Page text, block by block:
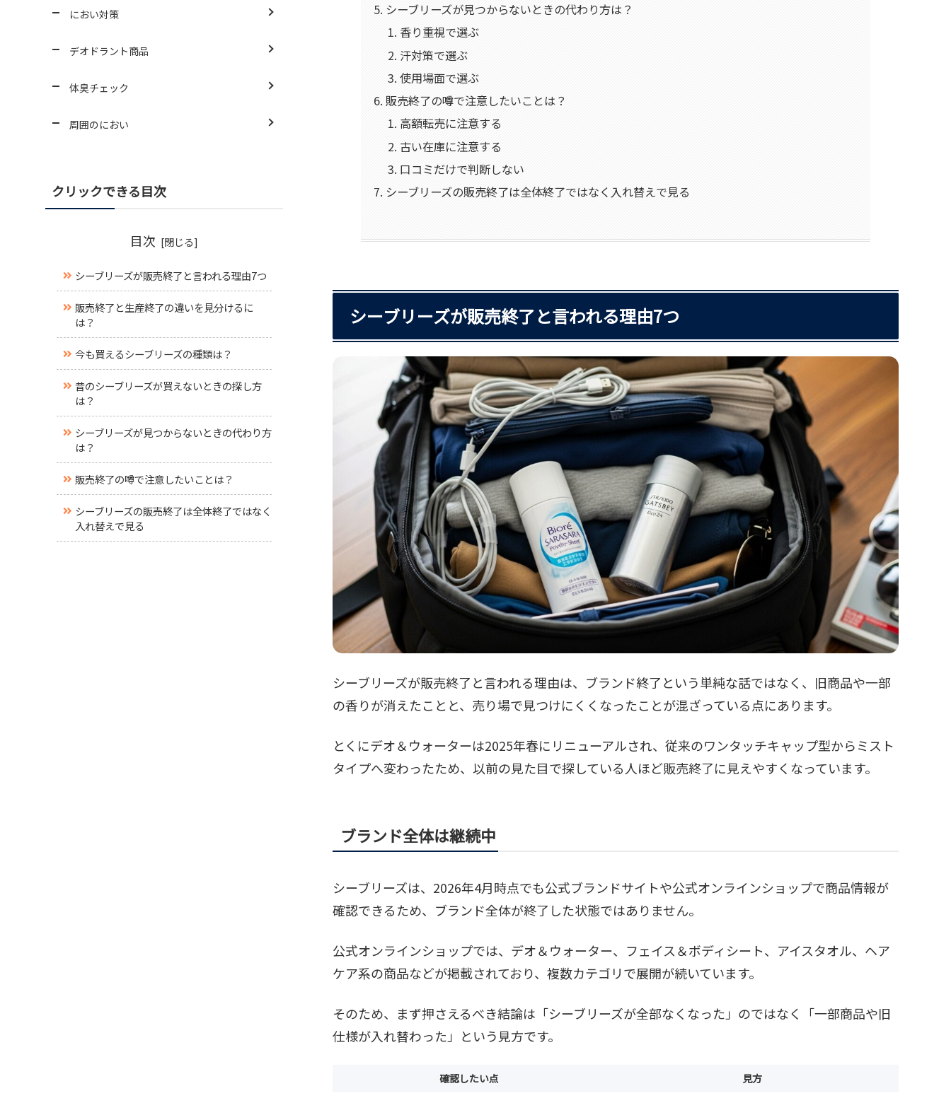
シーブリーズが見つからないときの代わり方は？
香り重視で選ぶ
汗対策で選ぶ
使用場面で選ぶ
販売終了の噂で注意したいことは？
高額転売に注意する
古い在庫に注意する
口コミだけで判断しない
シーブリーズの販売終了は全体終了ではなく入れ替えで見る
シーブリーズが販売終了と言われる理由7つ
シーブリーズが販売終了と言われる理由は、ブランド終了という単純な話ではなく、旧商品や一部
の香りが消えたことと、売り場で見つけにくくなったことが混ざっている点にあります。
とくにデオ＆ウォーターは2025年春にリニューアルされ、従来のワンタッチキャップ型からミスト
タイプへ変わったため、以前の見た目で探している人ほど販売終了に見えやすくなっています。
ブランド全体は継続中
シーブリーズは、2026年4月時点でも公式ブランドサイトや公式オンラインショップで商品情報が
確認できるため、ブランド全体が終了した状態ではありません。
公式オンラインショップでは、デオ＆ウォーター、フェイス＆ボディシート、アイスタオル、ヘア
ケア系の商品などが掲載されており、複数カテゴリで展開が続いています。
そのため、まず押さえるべき結論は「シーブリーズが全部なくなった」のではなく「一部商品や旧
仕様が入れ替わった」という見方です。
確認したい点 見方
におい対策
デオドラント商品
体臭チェック
周囲のにおい
クリックできる目次
目次
シーブリーズが販売終了と言われる理由7つ
販売終了と生産終了の違いを見分けるに
は？
今も買えるシーブリーズの種類は？
昔のシーブリーズが買えないときの探し方
は？
シーブリーズが見つからないときの代わり方
は？
販売終了の噂で注意したいことは？
シーブリーズの販売終了は全体終了ではなく
入れ替えで見る